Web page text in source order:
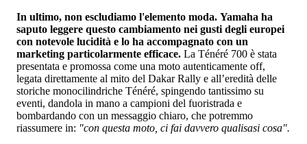
In ultimo, non escludiamo l'elemento moda. Yamaha ha
saputo leggere questo cambiamento nei gusti degli europei
con notevole lucidità e lo ha accompagnato con un
marketing particolarmente efficace. La Ténéré 700 è stata
presentata e promossa come una moto autenticamente off,
legata direttamente al mito del Dakar Rally e all’eredità delle
storiche monocilindriche Ténéré, spingendo tantissimo su
eventi, dandola in mano a campioni del fuoristrada e
bombardando con un messaggio chiaro, che potremmo
riassumere in: "con questa moto, ci fai davvero qualisasi cosa".